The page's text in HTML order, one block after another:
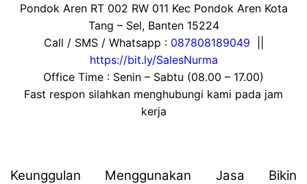
Pondok Aren RT 002 RW 011 Kec Pondok Aren Kota
Tang – Sel, Banten 15224
Call / SMS / Whatsapp : 087808189049
https://bit.ly/SalesNurma
Office Time : Senin – Sabtu (08.00 – 17.00)
Fast respon silahkan menghubungi kami pada jam
kerja
Keunggulan Menggunakan Jasa Bikin